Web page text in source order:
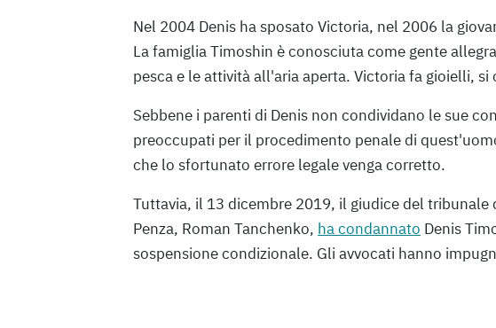
Nel 2004 Denis ha sposato Victoria, nel 2006 la
La famiglia Timoshin è conosciuta come gente
pesca e le attività all'aria aperta. Victoria fa gioielli,
Sebbene i parenti di Denis non condividano le sue
preoccupati per il procedimento penale di
che lo sfortunato errore legale venga corretto.
Tuttavia, il 13 dicembre 2019, il giudice del
Penza, Roman Tanchenko, ha condannato Denis
sospensione condizionale. Gli avvocati hanno